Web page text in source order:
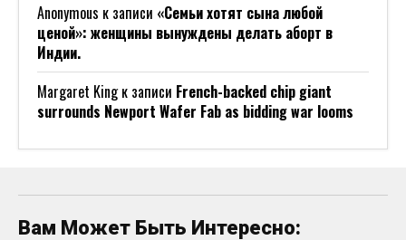
Anonymous к записи «Семьи хотят сына любой
ценой»: женщины вынуждены делать аборт в
Индии.
Margaret Kingк записи French-backed chip giant
surrounds Newport Wafer Fab as bidding war looms
Вам Может Быть Интересно: